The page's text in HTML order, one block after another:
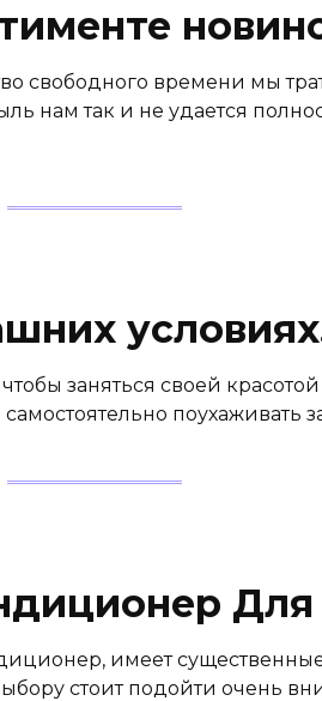
свободного времени мы
нам так и не удается
заняться своей
поухаживать
имеет
стоит подойти очень